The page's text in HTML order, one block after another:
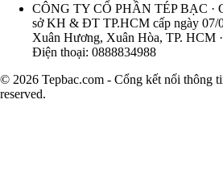
CÔNG TY CỔ PHẦN TÉP BẠC ·
sở KH & ĐT TP.HCM cấp ngày 07/
Xuân Hương, Xuân Hòa, TP. HCM
Điện thoại: 0888834988
© 2026 Tepbac.com - Cổng kết nối thông
reserved.